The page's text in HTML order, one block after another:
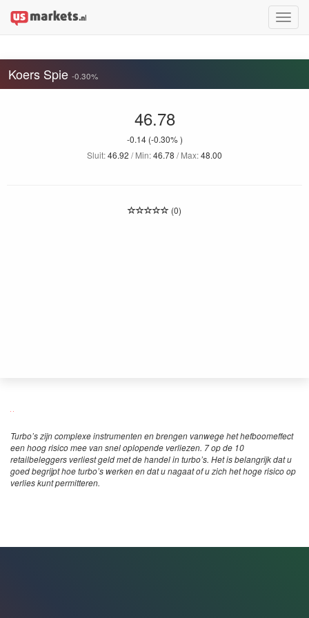
Toggle
Koers Spie -0.30%
46.78
-0.14 (-0.30% )
Sluit:46.92 / Min:46.78 / Max:48.00
(0)
Turbo’s zijn complexe instrumenten en brengen vanwege het hefboomeffect
een hoog risico mee van snel oplopende verliezen. 7 op de 10
retailbeleggers verliest geld met de handel in turbo’s. Het is belangrijk dat u
goed begrijpt hoe turbo’s werken en dat u nagaat of u zich het hoge risico op
verlies kunt permitteren.